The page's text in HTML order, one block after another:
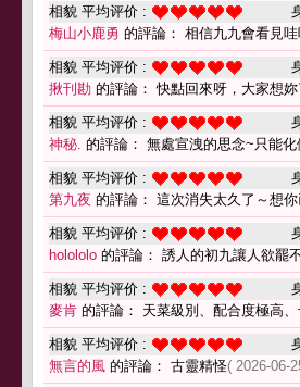
相貌 平均评价 :
梅山小鹿勇 的評論： 相信九九會看見
相貌 平均评价 :
揪刊勘 的評論： 快點回來呀，大家想妳
相貌 平均评价 :
神秘. 的評論： 無處宣洩的思念~只能
相貌 平均评价 :
第九夜 的評論： 這次消失太久了～想
相貌 平均评价 :
holololo 的評論： 誘人的初九讓人欲罷
相貌 平均评价 :
麥肯 的評論： 天菜級別、配合度極高
相貌 平均评价 :
無言的風 的評論： 古靈精怪( 2026-06-